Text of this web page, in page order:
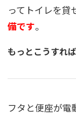
ってトイレを貸
備です。
もっとこうすれ
フタと便座が電